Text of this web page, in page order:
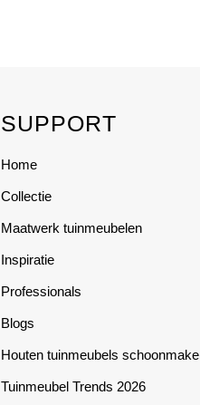
SUPPORT
Home
Collectie
Maatwerk tuinmeubelen
Inspiratie
Professionals
Blogs
Houten tuinmeubels
Tuinmeubel Trends 2026